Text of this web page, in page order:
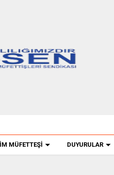
MÜFETTEŞİ DUYURULAR